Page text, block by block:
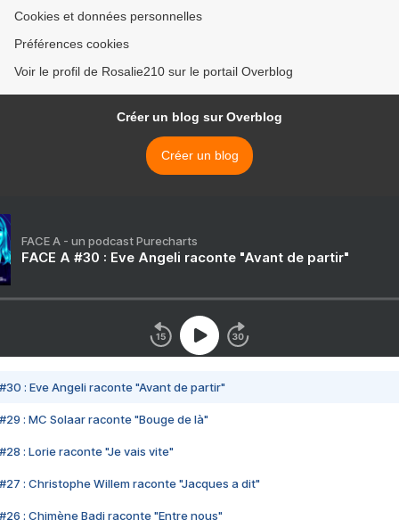
Cookies et données personnelles
Préférences cookies
Voir le profil de Rosalie210 sur le portail Overblog
Créer un blog sur Overblog
Créer un blog
FACE A - un podcast Purecharts
FACE A #30 : Eve Angeli raconte "Avant de partir"
#30 : Eve Angeli raconte "Avant de partir"
#29 : MC Solaar raconte "Bouge de là"
#28 : Lorie raconte "Je vais vite"
#27 : Christophe Willem raconte "Jacques a dit"
#26 : Chimène Badi raconte "Entre nous"